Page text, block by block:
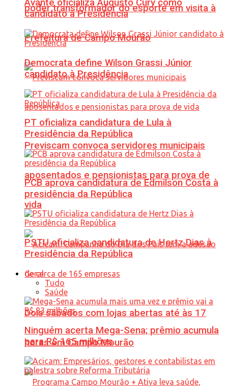
poder transformador do esporte em visita à
Prefeitura de Campo Mourão
Previscam convoca servidores municipais
aposentados e pensionistas para prova de
vida
Dois sábados com lojas abertas até às 17
horas em Campo Mourão
Avante oficializa Augusto Cury como
candidato à Presidência
Democrata define Wilson Grassi Júnior
candidato à Presidência
PT oficializa candidatura de Lula à
Presidência da República
PCB aprova candidatura de Edmilson Costa à
presidência da República
PSTU oficializa candidatura de Hertz Dias à
Presidência da República
Geral
Tudo
Saúde
Ninguém acerta Mega-Sena; prêmio acumula
para R$ 165 milhões